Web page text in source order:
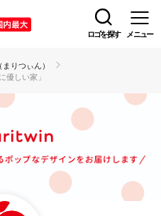
ロゴを探す メニュー
りつぃん）
優しい家」